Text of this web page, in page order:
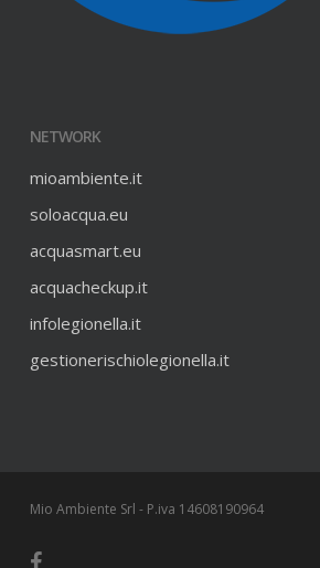
NETWORK
mioambiente.it
soloacqua.eu
acquasmart.eu
acquacheckup.it
infolegionella.it
gestionerischiolegionella.it
Mio Ambiente Srl - P.iva 14608190964
facebook